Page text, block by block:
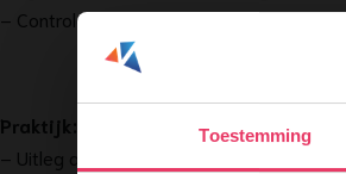
Toestemming
– Controle-beambten en verloop controle
Praktijk:
– Uitleg aan de hand van praktijk